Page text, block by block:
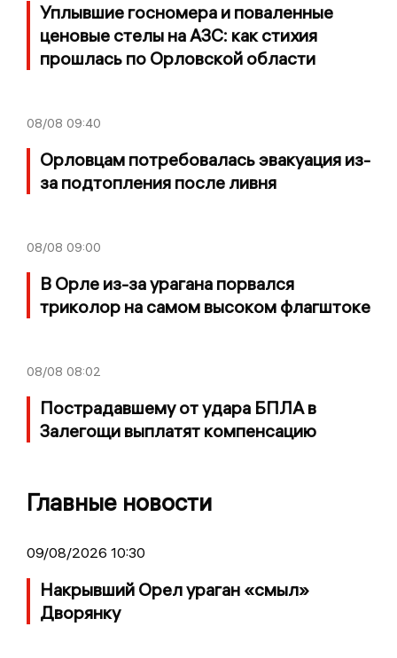
Уплывшие госномера и поваленные
ценовые стелы на АЗС: как стихия
прошлась по Орловской области
08/08 09:40
Орловцам потребовалась эвакуация из-
за подтопления после ливня
08/08 09:00
В Орле из-за урагана порвался
триколор на самом высоком флагштоке
08/08 08:02
Пострадавшему от удара БПЛА в
Залегощи выплатят компенсацию
Главные новости
09/08/2026 10:30
Накрывший Орел ураган «смыл»
Дворянку